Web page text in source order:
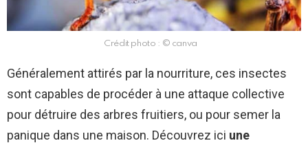
Crédit photo : © canva
Généralement attirés par la nourriture, ces insectes
sont capables de procéder à une attaque collective
pour détruire des arbres fruitiers, ou pour semer la
panique dans une maison. Découvrez ici une